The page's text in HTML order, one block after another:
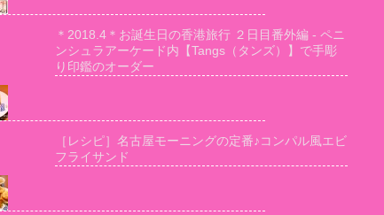
＊2018.4＊お誕生日の香港旅行 ２日目番外編 - ペニ
ンシュラアーケード内【Tangs（タンズ）】で手彫
り印鑑のオーダー
［レシピ］名古屋モーニングの定番♪コンパル風エビ
フライサンド